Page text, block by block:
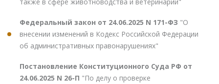
Федеральный закон от 24.06.2025 N 171-ФЗ "О
внесении изменений в Кодекс Российской Федерации
об административных правонарушениях"
Постановление Конституционного Суда РФ от
24.06.2025 N 26-П "По делу о проверке